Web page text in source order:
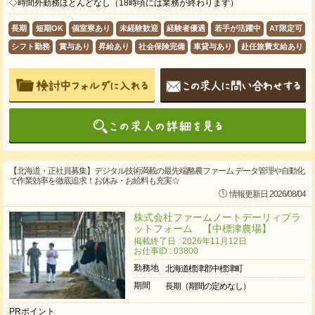
◇時間外勤務ほとんどなし（18時頃には業務が終わります）
長期 短期OK 個室寮あり 未経験歓迎 経験者優遇 若手が活躍中 AT限定可
シフト勤務 賞与あり 昇給あり 社会保険完備 車貸与あり 赴任旅費支給あり
【北海道・正社員募集】デジタル技術満載の最先端酪農ファーム データ管理や自動化
で作業効率を徹底追求！お休み・お給料も充実☆
情報更新日 2026/08/04
株式会社ファームノートデーリィプラ
ットフォーム 【中標津農場】
掲載終了日 : 2026年11月12日
お仕事ID : 03800
勤務地
北海道標津郡中標津町
期間
長期（期間の定めなし）
PRポイント